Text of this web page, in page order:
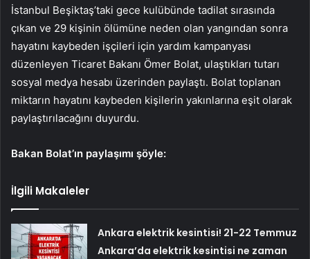
İstanbul Beşiktaş’taki gece kulübünde tadilat sırasında
çıkan ve 29 kişinin ölümüne neden olan yangından sonra
hayatını kaybeden işçileri için yardım kampanyası
düzenleyen Ticaret Bakanı Ömer Bolat, ulaştıkları tutarı
sosyal medya hesabı üzerinden paylaştı. Bolat toplanan
miktarın hayatını kaybeden kişilerin yakınlarına eşit olarak
paylaştırılacağını duyurdu.
Bakan Bolat’ın paylaşımı şöyle:
İlgili Makaleler
Ankara elektrik kesintisi! 21-22 Temmuz
Ankara’da elektrik kesintisi ne zaman